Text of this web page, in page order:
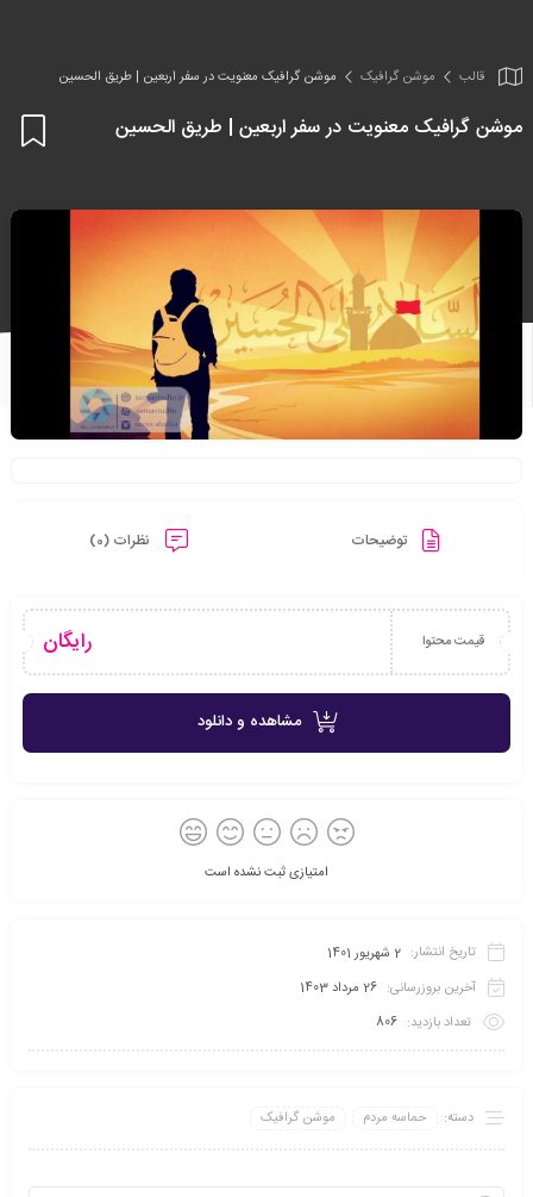
قالب موشن گرافیک موشن گرافیک معنویت در سفر اربعین | طریق الحسین
موشن گرافیک معنویت در سفر اربعین | طریق الحسین
توضیحات نظرات (0)
قیمت محتوا رایگان
مشاهده و دانلود
امتیازی ثبت نشده است
تاریخ انتشار: 2 شهریور 1401
آخرین بروزرسانی: 26 مرداد 1403
تعداد بازدید: 806
دسته: حماسه مردم موشن گرافیک